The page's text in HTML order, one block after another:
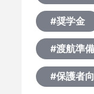
#奨学金
#渡航準備
#保護者